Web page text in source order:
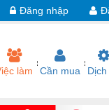
Đăng nhập
làm Cần mua Dịch